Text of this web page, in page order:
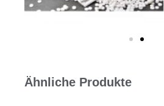
Ähnliche Produkte